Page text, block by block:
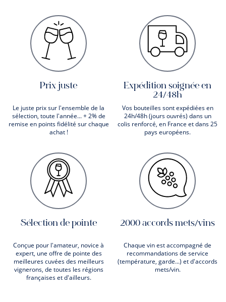
Prix juste
Le juste prix sur l'ensemble de la
sélection, toute l'année... + 2% de
remise en points fidélité sur chaque
achat !
Expédition soignée en
24/48h
Vos bouteilles sont expédiées en
24h/48h (jours ouvrés) dans un
colis renforcé, en France et dans 25
pays européens.
Sélection de pointe
Conçue pour l'amateur, novice à
expert, une offre de pointe des
meilleures cuvées des meilleurs
vignerons, de toutes les régions
françaises et d'ailleurs.
2000 accords mets/vins
Chaque vin est accompagné de
recommandations de service
(température, garde...) et d'accords
mets/vin.